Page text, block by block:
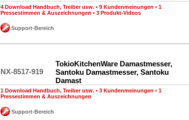
4 Download Handbuch, Treiber usw. • 9 Kundenmeinungen • 1
Pressestimmen & Auszeichnungen • 3 Produkt-Videos
Support-Bereich
NX-8517-919
TokioKitchenWare Damastmesser,
Santoku Damastmesser, Santoku
Damast
1 Download Handbuch, Treiber usw. • 3 Kundenmeinungen • 1
Pressestimmen & Auszeichnungen
Support-Bereich